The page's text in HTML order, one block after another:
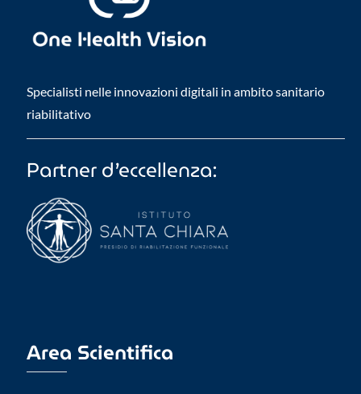
Specialisti nelle innovazioni digitali in ambito sanitario
riabilitativo
Partner d’eccellenza:
Area Scientifica